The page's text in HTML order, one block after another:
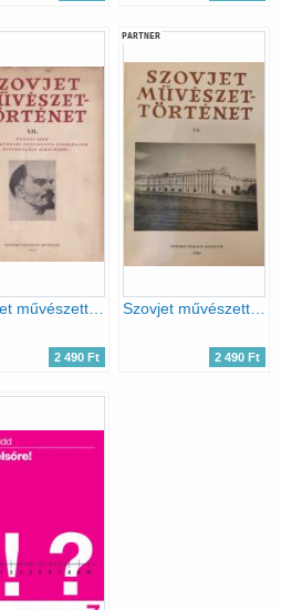
2 490 Ft
PARTNER
Szovjet művészettörténet XX.
2 490 Ft